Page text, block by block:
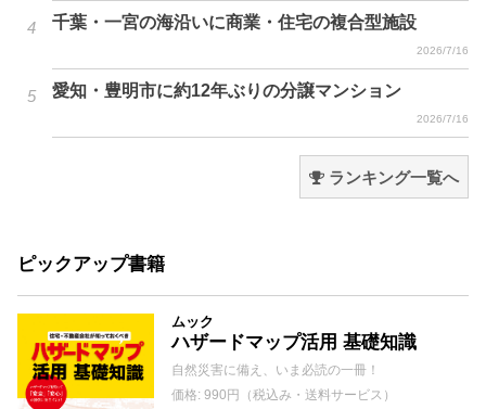
千葉・一宮の海沿いに商業・住宅の複合型施設
2026/7/16
愛知・豊明市に約12年ぶりの分譲マンション
2026/7/16
ランキング一覧へ
ピックアップ書籍
ムック
ハザードマップ活用 基礎知識
自然災害に備え、いま必読の一冊！
価格: 990円（税込み・送料サービス）